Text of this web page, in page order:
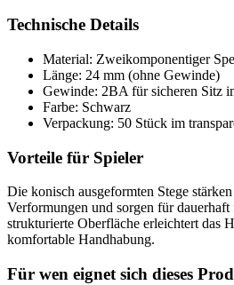
Technische Details
Material: Zweikomponentiger
Länge: 24 mm (ohne Gewinde)
Gewinde: 2BA für sicheren Sitz
Farbe: Schwarz
Verpackung: 50 Stück im
Vorteile für Spieler
Die konisch ausgeformten Stege
Verformungen und sorgen für
strukturierte Oberfläche erleichtert das
komfortable Handhabung.
Für wen eignet sich dieses